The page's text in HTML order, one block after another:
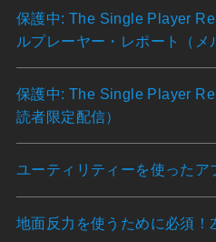
保護中: The Single Player
ルプレーヤー・レポート（メ
保護中: The Single Player
読者限定配信）
ユーティリティーを使ったア
地面反力を使うために必須！